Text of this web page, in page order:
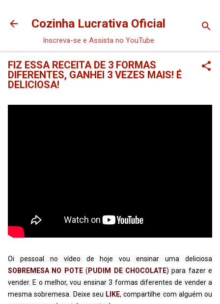
Cozinha Lucrativa Oficial
Inscreva-se e Assista no YouTube
FIZ ESSA RECEITA DE 3 FORMAS
DIFERENTES, GANHEI 3 VEZES MAIS! É
DELICIOSA!
SOBREMESA NO POTE (PUDIM DE CHOCOLATE) para fazer e
vender. E o melhor, vou ensinar 3 formas diferentes de vender a
mesma sobremesa. Deixe seu LIKE, compartilhe com alguém ou